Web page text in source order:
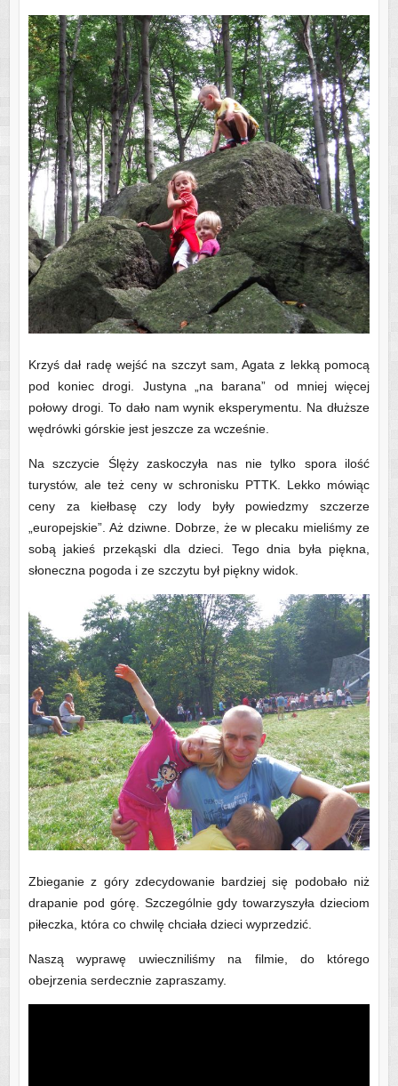
Krzyś dał radę wejść na szczyt sam, Agata z lekką pomocą
pod koniec drogi. Justyna „na barana” od mniej więcej
połowy drogi. To dało nam wynik eksperymentu. Na dłuższe
wędrówki górskie jest jeszcze za wcześnie.
Na szczycie Ślęży zaskoczyła nas nie tylko spora ilość
turystów, ale też ceny w schronisku PTTK. Lekko mówiąc
ceny za kiełbasę czy lody były powiedzmy szczerze
„europejskie”. Aż dziwne. Dobrze, że w plecaku mieliśmy ze
sobą jakieś przekąski dla dzieci. Tego dnia była piękna,
słoneczna pogoda i ze szczytu był piękny widok.
Zbieganie z góry zdecydowanie bardziej się podobało niż
drapanie pod górę. Szczególnie gdy towarzyszyła dzieciom
piłeczka, która co chwilę chciała dzieci wyprzedzić.
Naszą wyprawę uwieczniliśmy na filmie, do którego
obejrzenia serdecznie zapraszamy.